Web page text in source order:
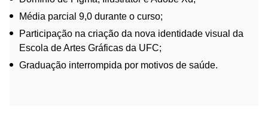
Média parcial 9,0 durante o curso;
Participação na criação da nova identidade visual da
Escola de Artes Gráficas da UFC;
Graduação interrompida por motivos de saúde.